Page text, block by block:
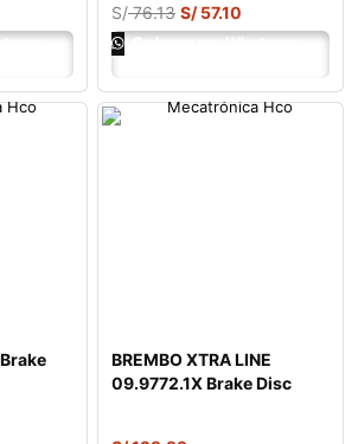
S/76.13 S/57.10
Ordenar por Whatsapp
BREMBO XTRA LINE
09.9772.1X Brake Disc